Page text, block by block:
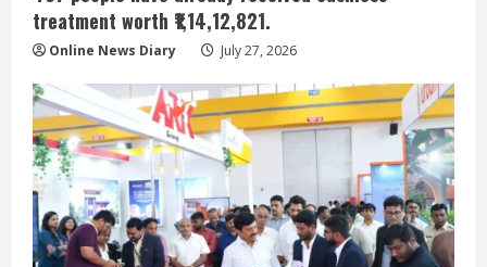
treatment worth ₹1,14,12,821.
Online News Diary July 27, 2026